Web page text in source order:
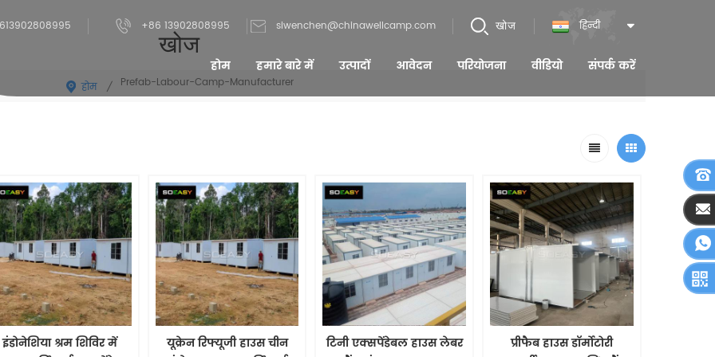
हिन्दी
खोज
+86 13902808995 siwenchen@chinawellcamp.com
होम हमारे बारे में उत्पादों आवेदन परियोजना वीडियो संपर्क करें
खोज
होम / Prefab-Labour-Camp-Manufacturer
इंडोनेशिया श्रम शिविर में
यूक्रेन रिफ्यूजी हाउस चीन
टिनी एक्सपेंडेबल हाउस लेबर
प्रीफैब हाउस डॉर्मोटोरी